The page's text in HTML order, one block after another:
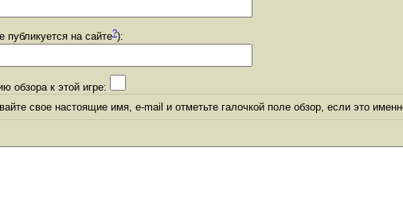
публикуется на сайте?):
обзора к этой игре:
свое настоящие имя, e-mail и отметьте галочкой поле обзор, если это